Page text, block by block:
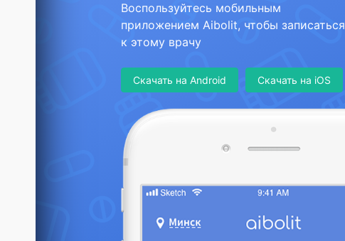
Воспользуйтесь мобильным
приложением Aibolit, чтобы записаться
к этому врачу
Скачать на Android Скачать на iOS